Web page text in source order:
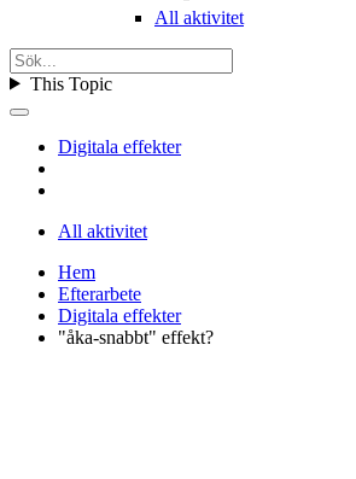
All aktivitet
This Topic
Digitala effekter
All aktivitet
Hem
Efterarbete
Digitala effekter
"åka-snabbt" effekt?